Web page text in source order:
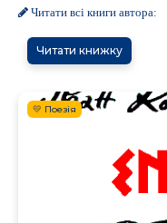
Читати всі книги автора:
Читати книжку
💛 Поезія